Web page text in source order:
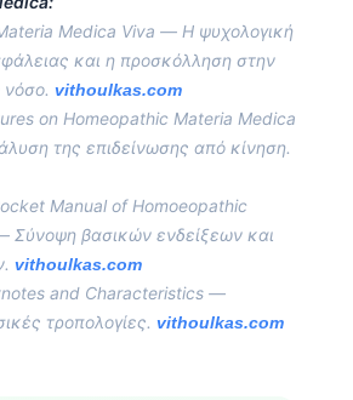
Medica Viva — Η ψυχολογική
και η προσκόλληση στην
νόσο.vithoulkas.com
on Homeopathic Materia Medica
της επιδείνωσης από κίνηση.
Manual of Homoeopathic
Σύνοψη βασικών ενδείξεων και
vithoulkas.com
and Characteristics —
τροπολογίες.vithoulkas.com